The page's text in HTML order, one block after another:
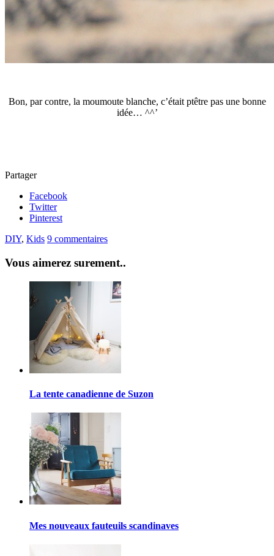
Bon, par contre, la moumoute blanche, c’était ptêtre pas une bonne
idée… ^^’
Partager
Facebook
Twitter
Pinterest
DIY, Kids 9 commentaires
Vous aimerez surement..
La tente canadienne de Suzon
Mes nouveaux fauteuils scandinaves